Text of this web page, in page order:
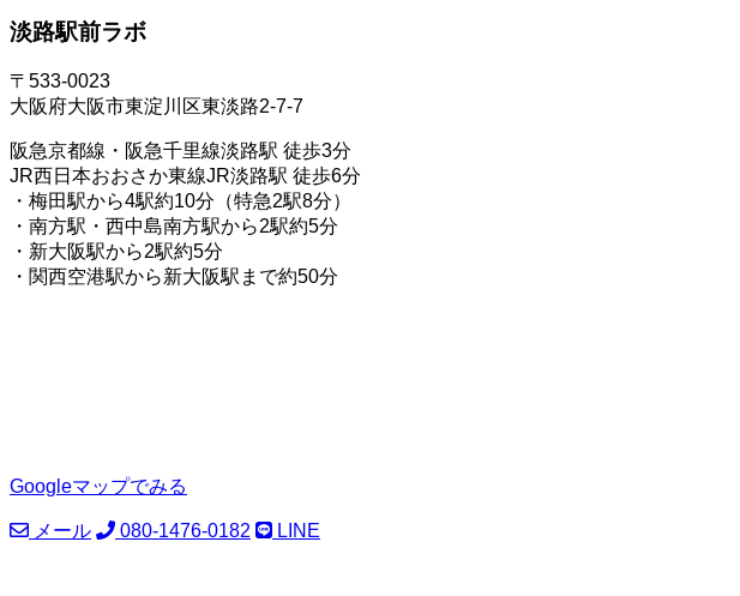
淡路駅前ラボ
〒533-0023
大阪府大阪市東淀川区東淡路2-7-7
阪急京都線・阪急千里線淡路駅 徒歩3分
JR西日本おおさか東線JR淡路駅 徒歩6分
・梅田駅から4駅約10分（特急2駅8分）
・南方駅・西中島南方駅から2駅約5分
・新大阪駅から2駅約5分
・関西空港駅から新大阪駅まで約50分
Googleマップでみる
メール 080-1476-0182 LINE